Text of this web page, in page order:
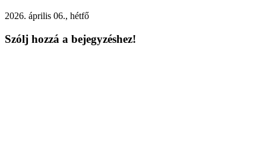
2026. április 06., hétfő
Szólj hozzá a bejegyzéshez!